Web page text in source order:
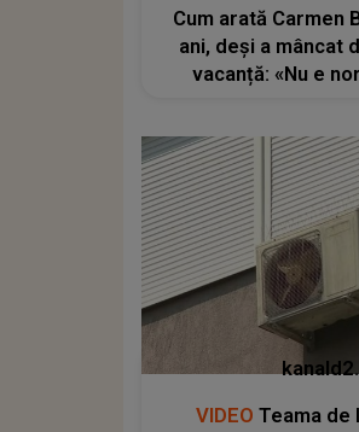
Cum arată Carmen
ani, deși a mâncat
vacanță: «Nu e
VIDEO Teama de